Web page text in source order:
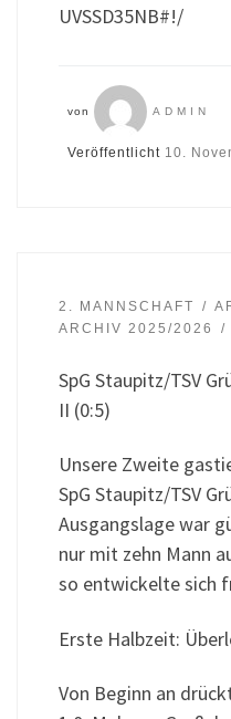
UVSSD35NB#!/
von ADMIN
Veröffentlicht 10.
2. MANNSCHAFT
ARCHIV 2025/2026
SpG Staupitz/TSV
II (0:5)
Unsere Zweite
SpG Staupitz/TSV
Ausgangslage war
nur mit zehn Mann
so entwickelte sich
Erste Halbzeit:
Von Beginn an